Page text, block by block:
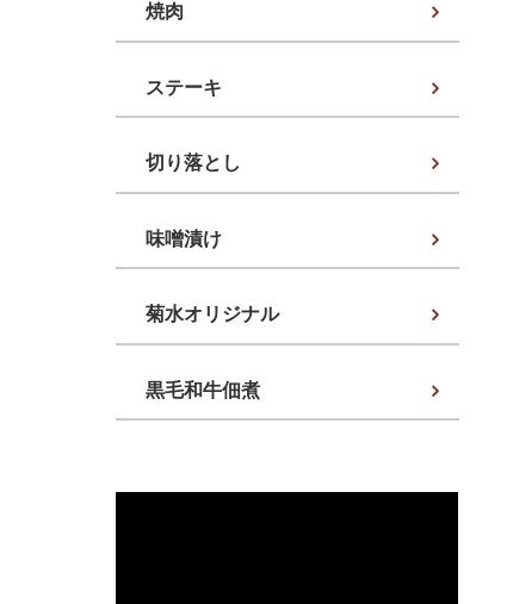
焼肉
ステーキ
切り落とし
味噌漬け
菊水オリジナル
黒毛和牛佃煮